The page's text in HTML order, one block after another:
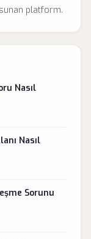
platform.
Nasıl
Nasıl
Sorunu